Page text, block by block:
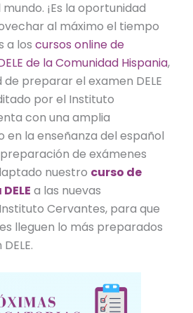
¡Es la oportunidad
al máximo el tiempo
a los cursos online de
de la Comunidad Hispania,
preparar el examen DELE
por el Instituto
con una amplia
en la enseñanza del español
de exámenes
nuestro curso de
a las nuevas
Cervantes, para que
lleguen lo más preparados